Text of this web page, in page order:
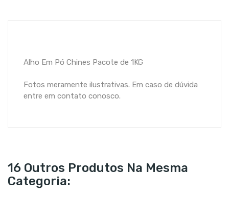
Alho Em Pó Chines Pacote de 1KG
Fotos meramente ilustrativas. Em caso de dúvida
entre em contato conosco.
16 Outros Produtos Na Mesma
Categoria: